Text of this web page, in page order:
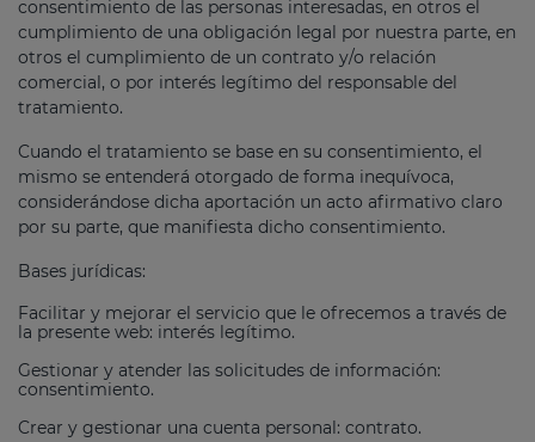
consentimiento de las personas interesadas, en otros el
cumplimiento de una obligación legal por nuestra parte, en
otros el cumplimiento de un contrato y/o relación
comercial, o por interés legítimo del responsable del
tratamiento.
Cuando el tratamiento se base en su consentimiento, el
mismo se entenderá otorgado de forma inequívoca,
considerándose dicha aportación un acto afirmativo claro
por su parte, que manifiesta dicho consentimiento.
Bases jurídicas:
Facilitar y mejorar el servicio que le ofrecemos a través de
la presente web: interés legítimo.
Gestionar y atender las solicitudes de información:
consentimiento.
Crear y gestionar una cuenta personal: contrato.